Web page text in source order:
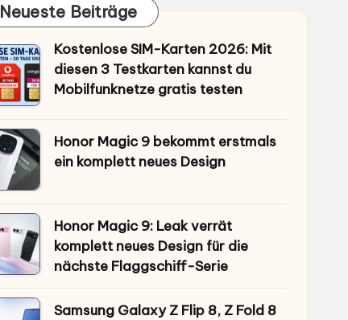
Neueste Beiträge
Kostenlose SIM-Karten 2026: Mit
diesen 3 Testkarten kannst du
Mobilfunknetze gratis testen
Honor Magic 9 bekommt erstmals
ein komplett neues Design
Honor Magic 9: Leak verrät
komplett neues Design für die
nächste Flaggschiff-Serie
Samsung Galaxy Z Flip 8, Z Fold 8